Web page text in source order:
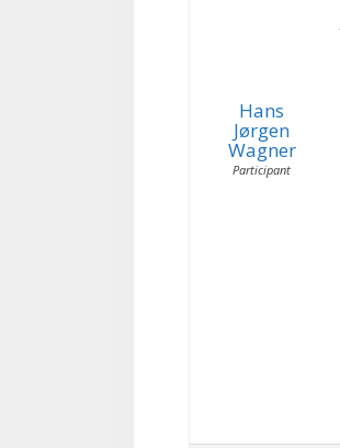
Hans
Jørgen
Wagner
Participant